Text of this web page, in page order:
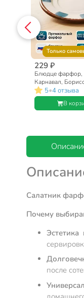
Только
229 ₽
Блюдце фарфор,
Карнавал,
керамика,
5•4 отзыва
В
Салатник
Почему
Эстетика
после